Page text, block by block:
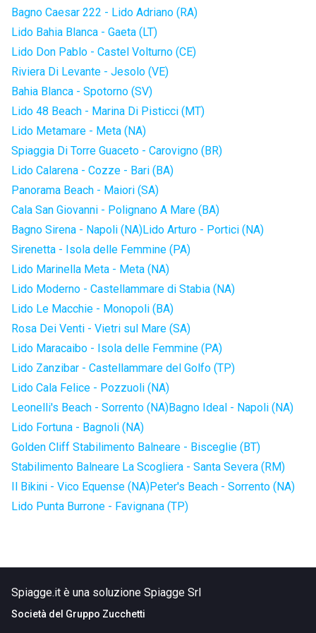
Bagno Caesar 222 - Lido Adriano (RA)
Lido Bahia Blanca - Gaeta (LT)
Lido Don Pablo - Castel Volturno (CE)
Riviera Di Levante - Jesolo (VE)
Bahia Blanca - Spotorno (SV)
Lido 48 Beach - Marina Di Pisticci (MT)
Lido Metamare - Meta (NA)
Spiaggia Di Torre Guaceto - Carovigno (BR)
Lido Calarena - Cozze - Bari (BA)
Panorama Beach - Maiori (SA)
Cala San Giovanni - Polignano A Mare (BA)
Bagno Sirena - Napoli (NA)Lido Arturo - Portici (NA)
Sirenetta - Isola delle Femmine (PA)
Lido Marinella Meta - Meta (NA)
Lido Moderno - Castellammare di Stabia (NA)
Lido Le Macchie - Monopoli (BA)
Rosa Dei Venti - Vietri sul Mare (SA)
Lido Maracaibo - Isola delle Femmine (PA)
Lido Zanzibar - Castellammare del Golfo (TP)
Lido Cala Felice - Pozzuoli (NA)
Leonelli's Beach - Sorrento (NA)Bagno Ideal - Napoli (NA)
Lido Fortuna - Bagnoli (NA)
Golden Cliff Stabilimento Balneare - Bisceglie (BT)
Stabilimento Balneare La Scogliera - Santa Severa (RM)
Il Bikini - Vico Equense (NA)Peter's Beach - Sorrento (NA)
Lido Punta Burrone - Favignana (TP)
Spiagge.it è una soluzione Spiagge Srl
Società del Gruppo Zucchetti